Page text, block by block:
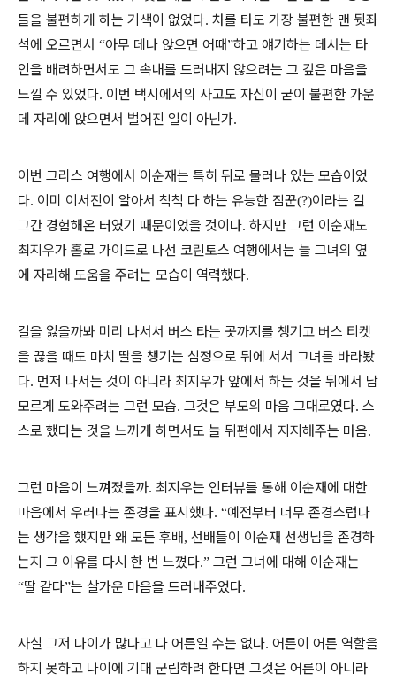
들을 불편하게 하는 기색이 없었다. 차를 타도 가장 불편한 맨 뒷좌
석에 오르면서 “아무 데나 앉으면 어때”하고 얘기하는 데서는 타
인을 배려하면서도 그 속내를 드러내지 않으려는 그 깊은 마음을
느낄 수 있었다. 이번 택시에서의 사고도 자신이 굳이 불편한 가운
데 자리에 앉으면서 벌어진 일이 아닌가.
이번 그리스 여행에서 이순재는 특히 뒤로 물러나 있는 모습이었
다. 이미 이서진이 알아서 척척 다 하는 유능한 짐꾼(?)이라는 걸
그간 경험해온 터였기 때문이었을 것이다. 하지만 그런 이순재도
최지우가 홀로 가이드로 나선 코린토스 여행에서는 늘 그녀의 옆
에 자리해 도움을 주려는 모습이 역력했다.
길을 잃을까봐 미리 나서서 버스 타는 곳까지를 챙기고 버스 티켓
을 끊을 때도 마치 딸을 챙기는 심정으로 뒤에 서서 그녀를 바라봤
다. 먼저 나서는 것이 아니라 최지우가 앞에서 하는 것을 뒤에서 남
모르게 도와주려는 그런 모습. 그것은 부모의 마음 그대로였다. 스
스로 했다는 것을 느끼게 하면서도 늘 뒤편에서 지지해주는 마음.
그런 마음이 느껴졌을까. 최지우는 인터뷰를 통해 이순재에 대한
마음에서 우러나는 존경을 표시했다. “예전부터 너무 존경스럽다
는 생각을 했지만 왜 모든 후배, 선배들이 이순재 선생님을 존경하
는지 그 이유를 다시 한 번 느꼈다.” 그런 그녀에 대해 이순재는
“딸 같다”는 살가운 마음을 드러내주었다.
사실 그저 나이가 많다고 다 어른일 수는 없다. 어른이 어른 역할을
하지 못하고 나이에 기대 군림하려 한다면 그것은 어른이 아니라